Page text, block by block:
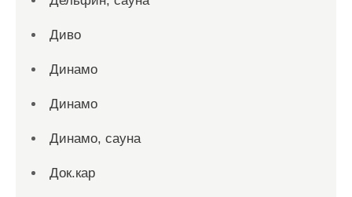
Диво
Динамо
Динамо
Динамо, сауна
Док.кар